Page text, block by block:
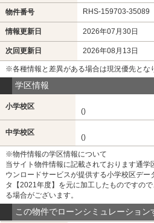
物件番号 RHS-159703-35089
情報更新日 2026年07月30日
次回更新日 2026年08月13日
※各種情報と差異がある場合は現況優先とな
学区情報
小学校区
()
中学校区
()
※物件情報の学区情報について
当サイト物件情報に記載されております通
ウンロードサービスが提供する小学校区デ
タ【2021年度】を元に加工したものですの
る場合がございます。
この物件でローンシミュレーション